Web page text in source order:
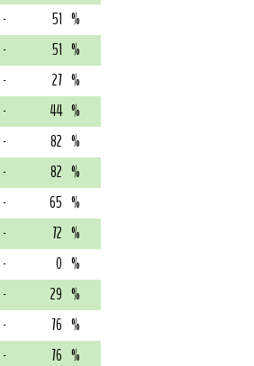
- 51 %
- 51 %
- 27 %
- 44 %
- 82 %
- 82 %
- 65 %
- 72 %
- 0 %
- 29 %
- 76 %
- 76 %